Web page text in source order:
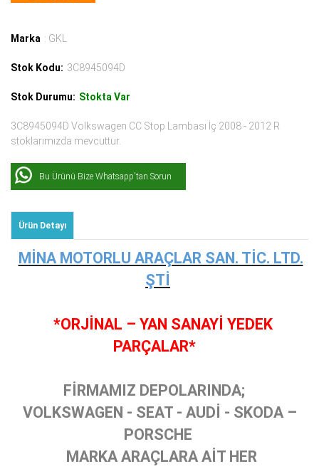
Marka : GKL
Stok Kodu: 3C8945094D
Stok Durumu: Stokta Var
3C8945094D Volkswagen CC Stop Lambası İç 2008 - 2012 R
stoklarımızda mevcuttur.
Bu Ürünü Bize Whatsapp'tan Sorun
Ürün Detayı
MİNA MOTORLU ARAÇLAR SAN. TİC. LTD.
ŞTİ
*ORJİNAL – YAN SANAYİ YEDEK
PARÇALAR*
FİRMAMIZ DEPOLARINDA;
VOLKSWAGEN - SEAT - AUDİ - SKODA –
PORSCHE
MARKA ARAÇLARA AİT HER